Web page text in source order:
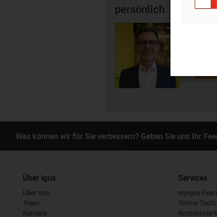
persönlich
Was können wir für Sie verbessern? Geben Sie uns Ihr
Über igus
Über uns
Team
Karriere
Services
myigus
Online Tools
Kostenlose